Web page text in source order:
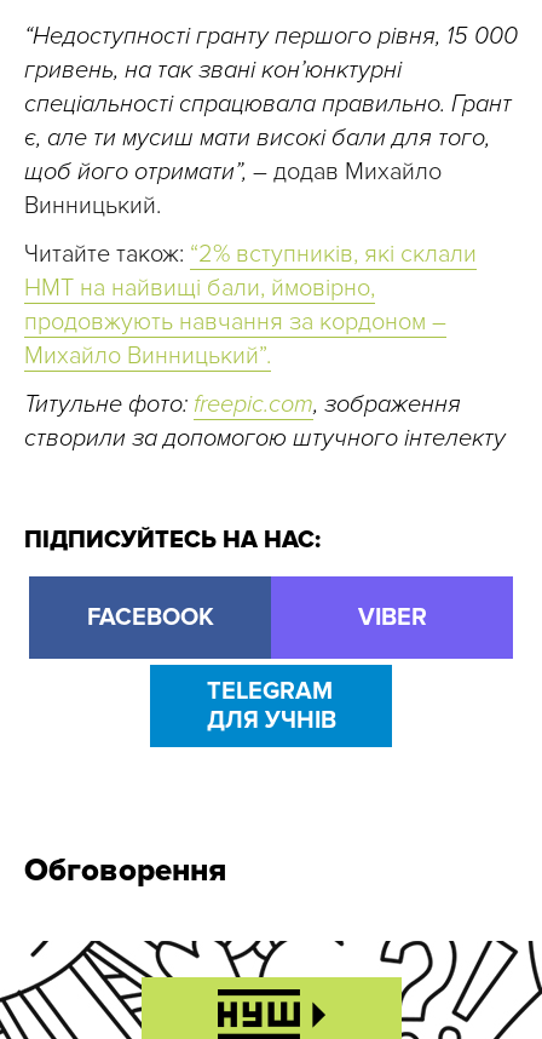
“Недоступності гранту першого рівня, 15 000
гривень, на так звані кон’юнктурні
спеціальності спрацювала правильно. Грант
є, але ти мусиш мати високі бали для того,
щоб його отримати”, – додав Михайло
Винницький.
Читайте також: “2% вступників, які склали
НМТ на найвищі бали, ймовірно,
продовжують навчання за кордоном –
Михайло Винницький”.
Титульне фото: freepic.com, зображення
створили за допомогою штучного інтелекту
ПІДПИСУЙТЕСЬ НА НАС:
FACEBOOK VIBER
TELEGRAM
ДЛЯ УЧНІВ
Обговорення